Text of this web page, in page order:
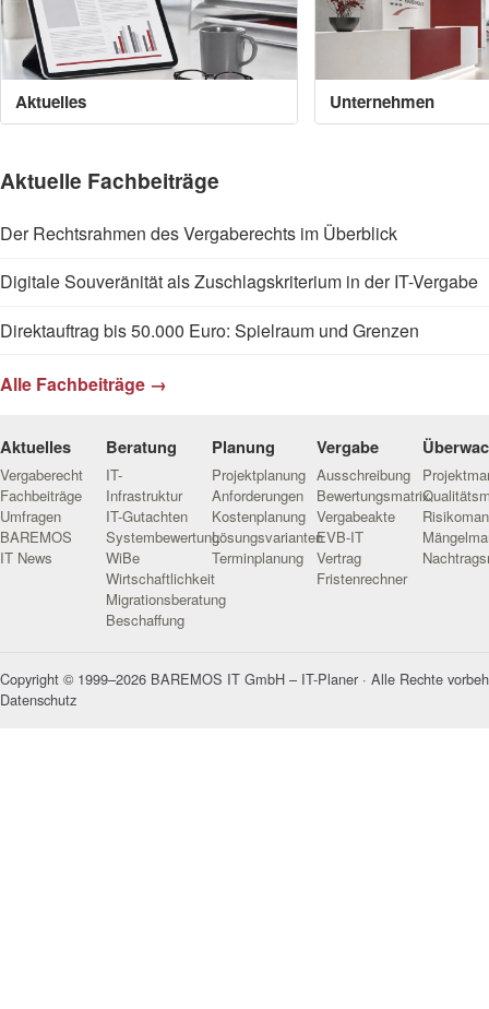
Aktuelles Unternehmen
Aktuelle Fachbeiträge
Der Rechtsrahmen des Vergaberechts im Überblick
Digitale Souveränität als Zuschlagskriterium in der IT-Vergabe
Direktauftrag bis 50.000 Euro: Spielraum und Grenzen
Alle Fachbeiträge →
Aktuelles
Vergaberecht
Fachbeiträge
Umfragen
BAREMOS
IT News
Beratung
IT-
Infrastruktur
IT-Gutachten
Systembewertung
WiBe
Wirtschaftlichkeit
Migrationsberatung
Beschaffung
Planung
Projektplanung
Anforderungen
Kostenplanung
Lösungsvarianten
Terminplanung
Vergabe
Ausschreibung
Bewertungsmatrix
Vergabeakte
EVB-IT
Vertrag
Fristenrechner
Copyright © 1999–2026 BAREMOS IT GmbH – IT-Planer · Alle Rechte
Datenschutz